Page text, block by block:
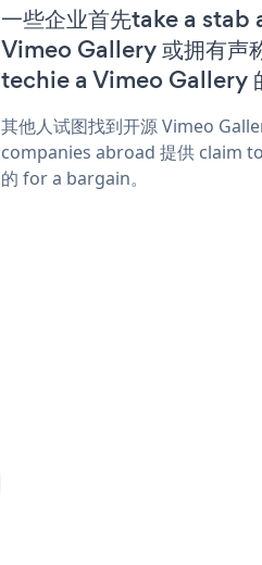
一些企业首先take a
Vimeo Gallery 或拥有声
techie a Vimeo Gallery
其他人试图找到开源 Vimeo
companies abroad 提供 claim
的 for a bargain。